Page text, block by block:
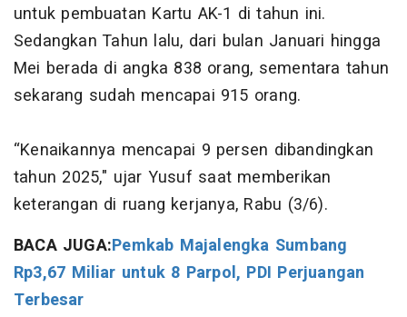
untuk pembuatan Kartu AK-1 di tahun ini.
Sedangkan Tahun lalu, dari bulan Januari hingga
Mei berada di angka 838 orang, sementara tahun
sekarang sudah mencapai 915 orang.
“Kenaikannya mencapai 9 persen dibandingkan
tahun 2025," ujar Yusuf saat memberikan
keterangan di ruang kerjanya, Rabu (3/6).
BACA JUGA:Pemkab Majalengka Sumbang
Rp3,67 Miliar untuk 8 Parpol, PDI Perjuangan
Terbesar